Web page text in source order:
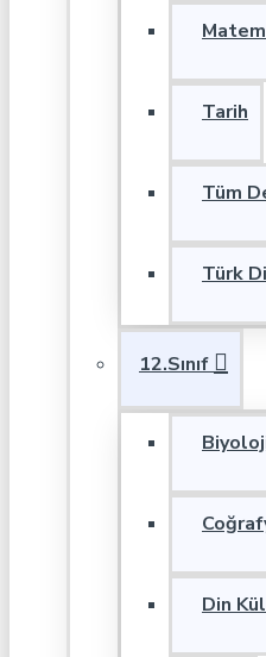
Tarih
Tüm
Türk
12.Sınıf
Din